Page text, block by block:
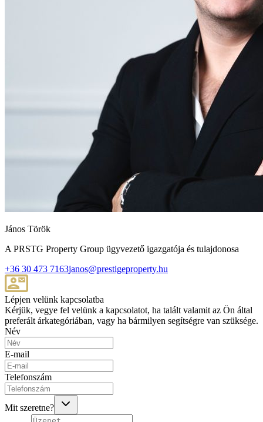
János Török
A PRSTG Property Group ügyvezető igazgatója és tulajdonosa
+36 30 473 7163janos@prestigeproperty.hu
Lépjen velünk kapcsolatba
Kérjük, vegye fel velünk a kapcsolatot, ha talált valamit az Ön által
preferált árkategóriában, vagy ha bármilyen segítségre van szüksége.
Név
E-mail
Telefonszám
Mit szeretne?